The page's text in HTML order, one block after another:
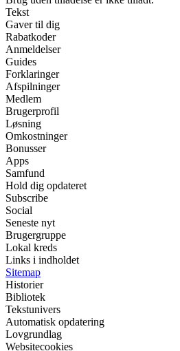
Tekst
Gaver til dig
Rabatkoder
Anmeldelser
Guides
Forklaringer
Afspilninger
Medlem
Brugerprofil
Løsning
Omkostninger
Bonusser
Apps
Samfund
Hold dig opdateret
Subscribe
Social
Seneste nyt
Brugergruppe
Lokal kreds
Links i indholdet
Sitemap
Historier
Bibliotek
Tekstunivers
Automatisk opdatering
Lovgrundlag
Websitecookies